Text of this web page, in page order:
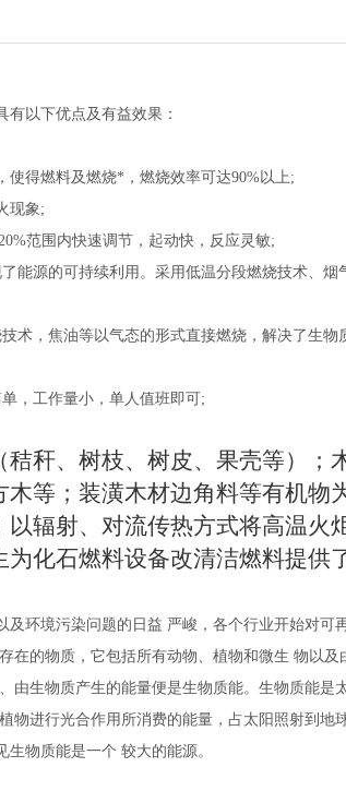
有以下优点及有益效果：
得燃料及燃烧*，燃烧效率可达90%以上;
现象;
范围内快速调节，起动快，反应灵敏;
能源的可持续利用。采用低温分段燃烧技术、
术，焦油等以气态的形式直接燃烧，解决了生
，工作量小，单人值班即可;
秆、树枝、树皮、果壳等）；
等；装潢木材边角料等有机物
辐射、对流传热方式将高温火
化石燃料设备改清洁燃料提供
及环境污染问题的日益 严峻，各个行业开始对可
在的物质，它包括所有动物、植物和微生 物以及
由生物质产生的能量便是生物质能。生物质能是
植物进行光合作用所消费的能量，占太阳照射到地
生物质能是一个 较大的能源。